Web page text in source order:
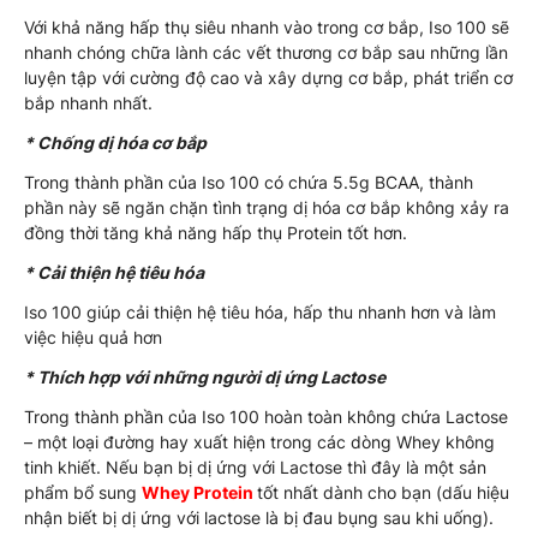
Với khả năng hấp thụ siêu nhanh vào trong cơ bắp, Iso 100 sẽ
nhanh chóng chữa lành các vết thương cơ bắp sau những lần
luyện tập với cường độ cao và xây dựng cơ bắp, phát triển cơ
bắp nhanh nhất.
* Chống dị hóa cơ bắp
Trong thành phần của Iso 100 có chứa 5.5g BCAA, thành
phần này sẽ ngăn chặn tình trạng dị hóa cơ bắp không xảy ra
đồng thời tăng khả năng hấp thụ Protein tốt hơn.
* Cải thiện hệ tiêu hóa
Iso 100 giúp cải thiện hệ tiêu hóa, hấp thu nhanh hơn và làm
việc hiệu quả hơn
* Thích hợp với những người dị ứng Lactose
Trong thành phần của Iso 100 hoàn toàn không chứa Lactose
– một loại đường hay xuất hiện trong các dòng Whey không
tinh khiết. Nếu bạn bị dị ứng với Lactose thì đây là một sản
phẩm bổ sung Whey Protein tốt nhất dành cho bạn (dấu hiệu
nhận biết bị dị ứng với lactose là bị đau bụng sau khi uống).